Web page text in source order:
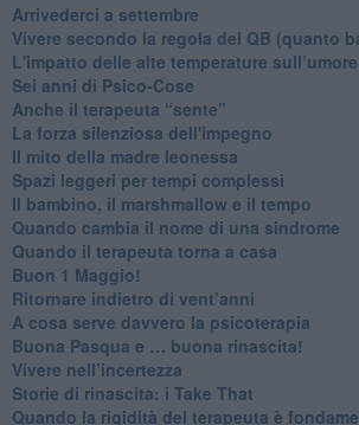
​Arrivederci a settembre
​Vivere secondo la regola del QB (quanto
​L'impatto delle alte temperature sull’umore
Sei anni di Psico-Cose
​Anche il terapeuta “sente”
​La forza silenziosa dell'impegno
​Il mito della madre leonessa
Spazi leggeri per tempi complessi
Il bambino, il marshmallow e il tempo
​Quando cambia il nome di una sindrome
​Quando il terapeuta torna a casa
​Buon 1 Maggio!
Ritornare indietro di vent’anni
​A cosa serve davvero la psicoterapia
​Buona Pasqua e … buona rinascita!
​Vivere nell’incertezza
​Storie di rinascita: i Take That
​Quando la rigidità del terapeuta è